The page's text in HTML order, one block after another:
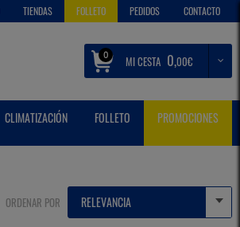
TIENDAS FOLLETO PEDIDOS CONTACTO
0 MI CESTA 0,00€
CLIMATIZACIÓN FOLLETO PROMOCIONES
ORDENAR POR